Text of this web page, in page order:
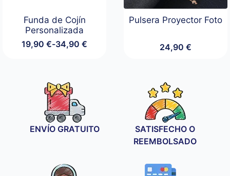
Funda de Cojín
Personalizada
19,90€-34,90€
Rango
19,90 €
hasta
34,90 €
Pulsera Proyector Foto
24,90 €
ENVÍO GRATUITO
SATISFECHO O
REEMBOLSADO